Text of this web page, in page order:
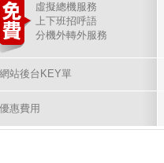
虛擬總機服務
上下班招呼語
分機外轉外服務
網站後台KEY單
優惠費用